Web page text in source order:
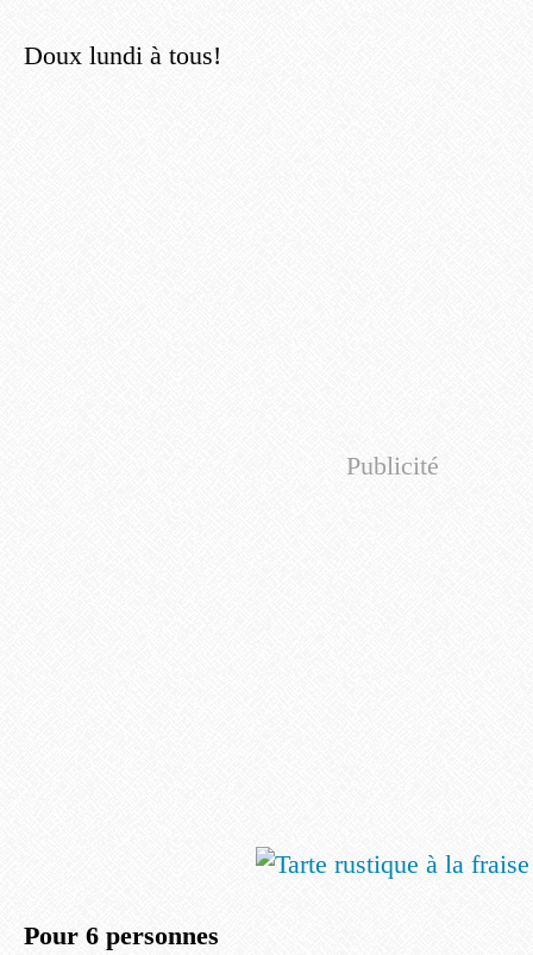
Doux lundi à tous!
Publicité
Pour 6 personnes